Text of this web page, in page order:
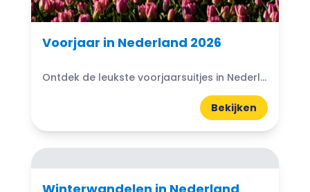
Voorjaar in Nederland 2026
Ontdek de leukste voorjaarsuitjes in Nederland 2026. Van bloesemroutes en tulpenvelden tot dierentuinen, terrasjes en lente-evenementen door het hele land.
Bekijken